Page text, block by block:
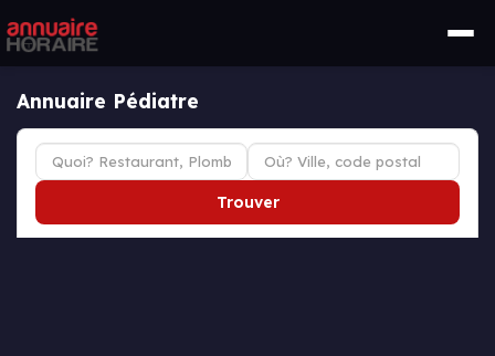
Annuaire Pédiatre
Trouver